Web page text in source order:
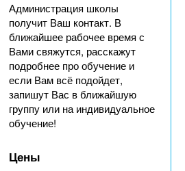
Администрация школы
получит Ваш контакт. В
ближайшее рабочее время с
Вами свяжутся, расскажут
подробнее про обучение и
если Вам всё подойдет,
запишут Вас в ближайшую
группу или на индивидуальное
обучение!
Цены